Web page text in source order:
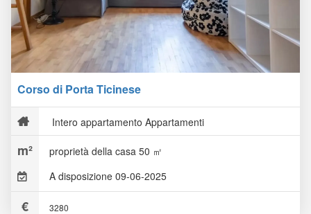
Corso di Porta Ticinese
Intero appartamento Appartamenti
proprietà della casa 50 ㎡
A disposizione 09-06-2025
3280